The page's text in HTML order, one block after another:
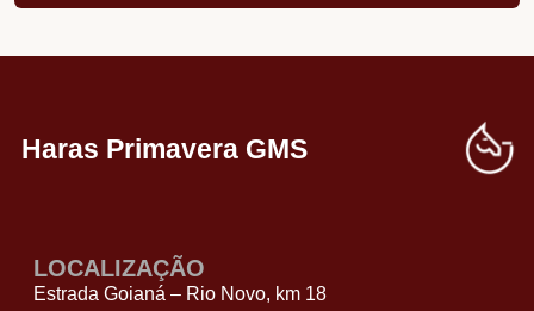
Haras Primavera GMS
LOCALIZAÇÃO
Estrada Goianá – Rio Novo, km 18